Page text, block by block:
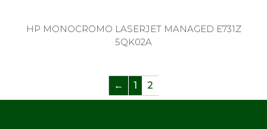
HP MONOCROMO LASERJET MANAGED E731Z
5QK02A
← 1 2